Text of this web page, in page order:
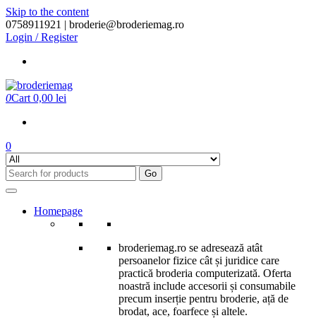
Skip to the content
0758911921 | broderie@broderiemag.ro
Login / Register
0Cart 0,00 lei
0
Go
Homepage
broderiemag.ro se adresează atât
persoanelor fizice cât și juridice care
practică broderia computerizată. Oferta
noastră include accesorii și consumabile
precum inserție pentru broderie, ață de
brodat, ace, foarfece și altele.